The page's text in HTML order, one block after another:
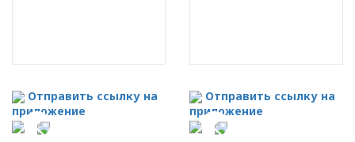
Отправить ссылку на
приложение
Отправить ссылку на
приложение